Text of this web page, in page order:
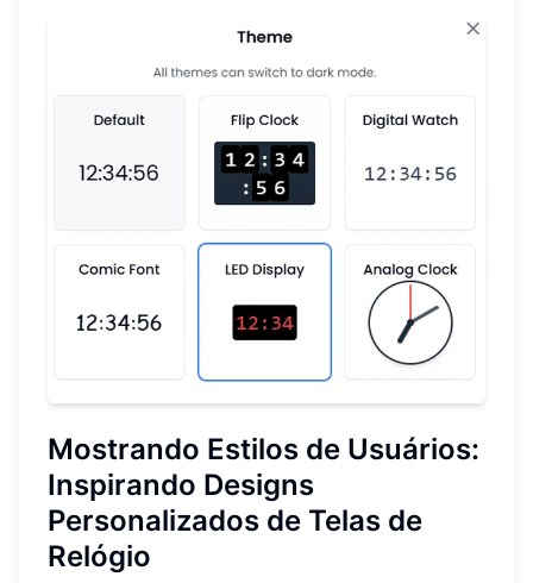
Mostrando Estilos de Usuários:
Inspirando Designs
Personalizados de Telas de
Relógio